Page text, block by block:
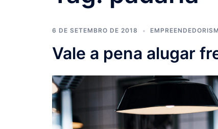
6 DE SETEMBRO DE 2018
Vale a pena alugar